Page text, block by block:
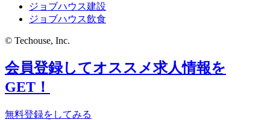
ジョブハウス建設
ジョブハウス飲食
© Techouse, Inc.
会員登録してオススメ求人情報を
GET！
無料登録をしてみる